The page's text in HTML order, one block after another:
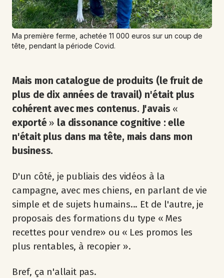
Ma première ferme, achetée 11 000 euros sur un coup de
tête, pendant la période Covid.
Mais mon catalogue de produits (le fruit de
plus de dix années de travail) n'était plus
cohérent avec mes contenus. J'avais «
exporté» la dissonance cognitive : elle
n'était plus dans ma tête, mais dans mon
business.
D'un côté, je publiais des vidéos à la
campagne, avec mes chiens, en parlant de vie
simple et de sujets humains... Et de l'autre, je
proposais des formations du type « Mes
recettes pour vendre» ou « Les promos les
plus rentables, à recopier ».
Bref, ça n'allait pas.